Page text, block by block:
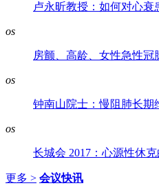
卢永昕教授：如何对心衰
os
房颤、高龄、女性急性冠
os
钟南山院士：慢阻肺长期
os
长城会 2017：心源性休
更多 > 会议快讯